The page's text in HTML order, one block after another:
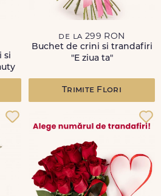
si
de la 299 RON
Buchet de crini si trandafiri
"E ziua ta"
Trimite Flori